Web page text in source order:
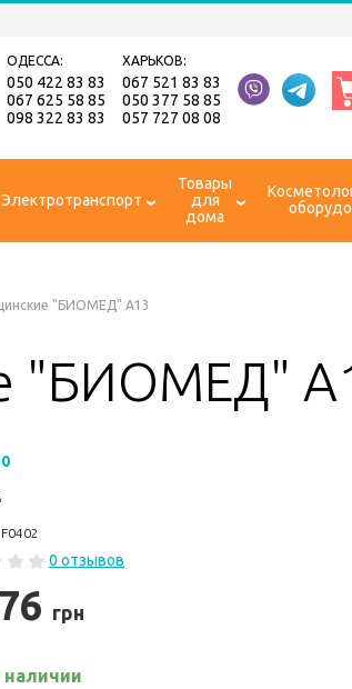
ОДЕССА:
050 422 83 83
067 625 58 85
098 322 83 83
ХАРЬКОВ:
067 521 83 83
050 377 58 85
057 727 08 08
Электротранспорт
Товары
для
дома
"БИОМЕД" А13
"БИОМЕД"
0 отзывов
грн
наличии